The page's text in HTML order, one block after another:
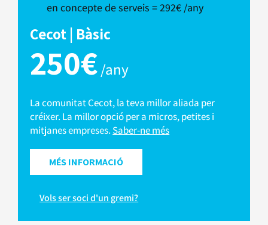
en concepte de serveis = 292€ /any
Cecot | Bàsic
250€/any
La comunitat Cecot, la teva millor aliada per
créixer. La millor opció per a micros, petites i
mitjanes empreses.Saber-ne més
MÉS INFORMACIÓ
Vols ser soci d'un gremi?